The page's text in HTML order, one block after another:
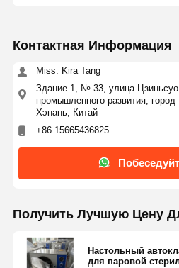
Контактная Информация
Miss. Kira Tang
Здание 1, № 33, улица
промышленного развития,
Хэнань, Китай
+86 15665436825
Получить Лучшую Цену
Настольный
для паровой